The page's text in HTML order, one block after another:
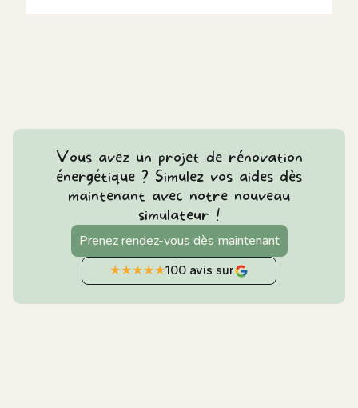
Vous avez un projet de rénovation
énergétique ? Simulez vos aides dès
maintenant avec notre nouveau
simulateur !
Prenez rendez-vous dès maintenant
★★★★★100 avis sur